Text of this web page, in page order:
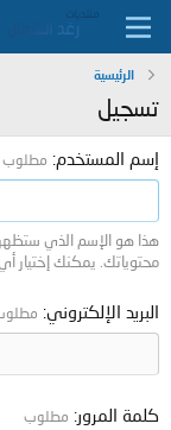
الرئيسية
تسجيل
إسم المستخدم مطلوب
هذا هو الإسم الذي
محتوياتك. يمكنك إختيار
البريد الإلكتروني
كلمة المرور مطلوب